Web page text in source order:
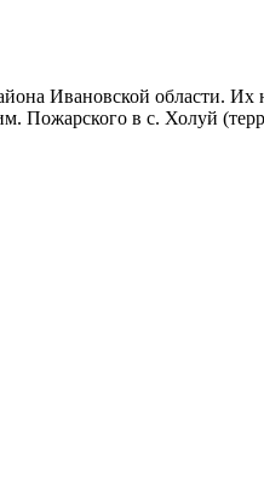
Ивановской области. Их
Пожарского в с. Холуй